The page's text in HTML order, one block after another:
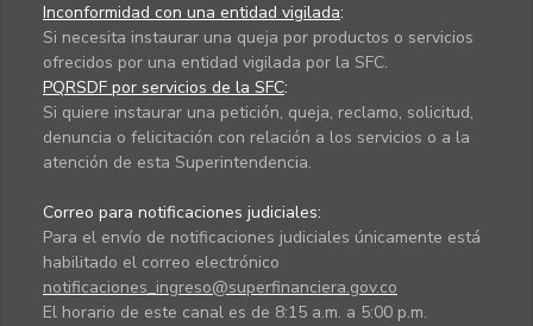
Inconformidad con una entidad vigilada:
Si necesita instaurar una queja por productos o servicios
ofrecidos por una entidad vigilada por la SFC.
PQRSDF por servicios de la SFC:
Si quiere instaurar una petición, queja, reclamo, solicitud,
denuncia o felicitación con relación a los servicios o a la
atención de esta Superintendencia.
Correo para notificaciones judiciales:
Para el envío de notificaciones judiciales únicamente está
habilitado el correo electrónico
notificaciones_ingreso@superfinanciera.gov.co
El horario de este canal es de 8:15 a.m. a 5:00 p.m.